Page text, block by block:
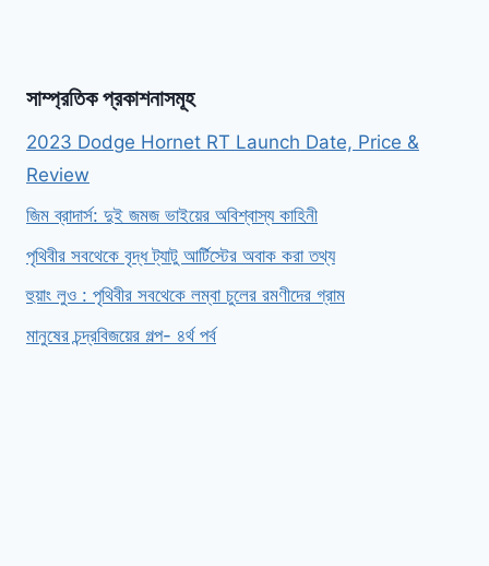
সাম্প্রতিক প্রকাশনাসমূহ
2023 Dodge Hornet RT Launch Date, Price &
Review
জিম ব্রাদার্স: দুই জমজ ভাইয়ের অবিশ্বাস্য কাহিনী
পৃথিবীর সবথেকে বৃদ্ধ ট্যাটু আর্টিস্টের অবাক করা তথ্য
হুয়াং লুও : পৃথিবীর সবথেকে লম্বা চুলের রমণীদের গ্রাম
মানুষের চন্দ্রবিজয়ের গল্প- ৪র্থ পর্ব